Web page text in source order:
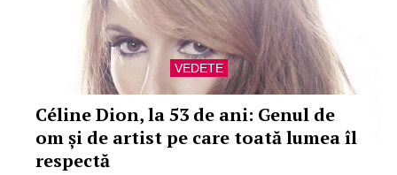
VEDETE
Céline Dion, la 53 de ani: Genul de
om și de artist pe care toată lumea îl
respectă